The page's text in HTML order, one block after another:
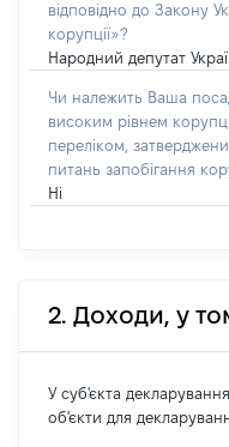
відповідно до Закону
корупції»?
Народний депутат
Чи належить Ваша
високим рівнем
переліком,
питань запобігання
Ні
2. Доходи, у
У суб'єкта декларування
об'єкти для